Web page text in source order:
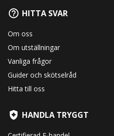
HITTA SVAR
Om oss
Om utställningar
Vanliga frågor
Guider och skötselråd
Hitta till oss
HANDLA TRYGGT